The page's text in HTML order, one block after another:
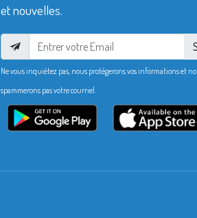
et nouvelles.
Ne vous inquiétez pas, nous protégerons vos informations et
spammerons pas votre courriel.